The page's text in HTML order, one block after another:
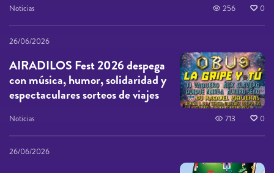
Noticias 256 0
26/06/2026
AIRADILOS Fest 2026 despega
con música, humor, solidaridad y
espectaculares sorteos de viajes
Noticias 713 0
26/06/2026